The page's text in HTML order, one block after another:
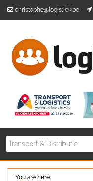
christophe@logistiek.be
You are here: